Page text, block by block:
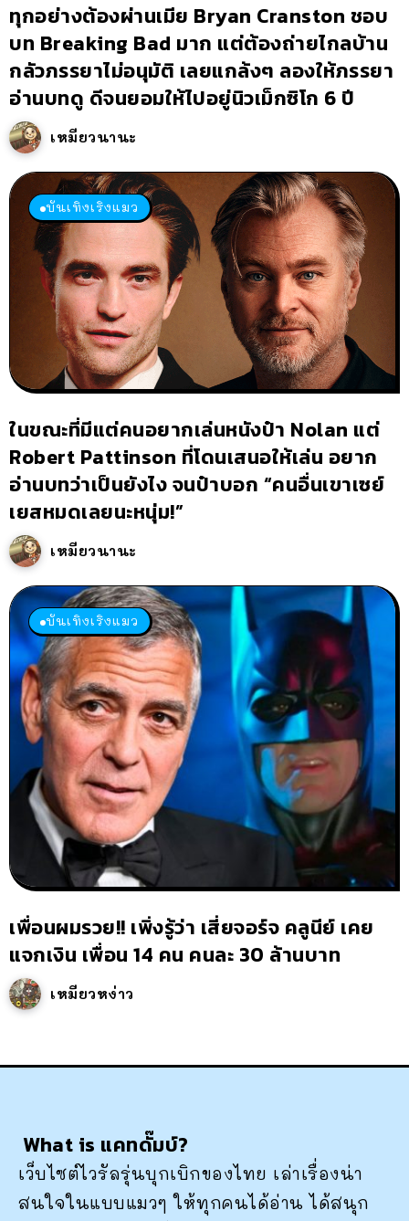
ทุกอย่างต้องผ่านเมีย Bryan Cranston ชอบ
บท Breaking Bad มาก แต่ต้องถ่ายไกลบ้าน
กลัวภรรยาไม่อนุมัติ เลยแกล้งๆ ลองให้ภรรยา
อ่านบทดู ดีจนยอมให้ไปอยู่นิวเม็กซิโก 6 ปี
เหมียวนานะ
บันเทิงเริงแมว
ในขณะที่มีแต่คนอยากเล่นหนังป๋า Nolan แต่
Robert Pattinson ที่โดนเสนอให้เล่น อยาก
อ่านบทว่าเป็นยังไง จนป๋าบอก “คนอื่นเขาเซย์
เยสหมดเลยนะหนุ่ม!”
เหมียวนานะ
บันเทิงเริงแมว
เพื่อนผมรวย!! เพิ่งรู้ว่า เสี่ยจอร์จ คลูนีย์ เคย
แจกเงิน เพื่อน 14 คน คนละ 30 ล้านบาท
เหมียวหง่าว
What is แคทดั๊มบ์?
เว็บไซต์ไวรัลรุ่นบุกเบิกของไทย เล่าเรื่องน่า
สนใจในแบบแมวๆ ให้ทุกคนได้อ่าน ได้สนุก